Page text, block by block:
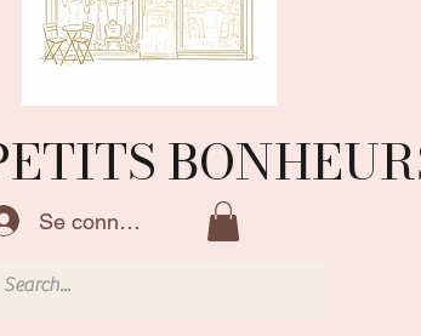
Se connecter